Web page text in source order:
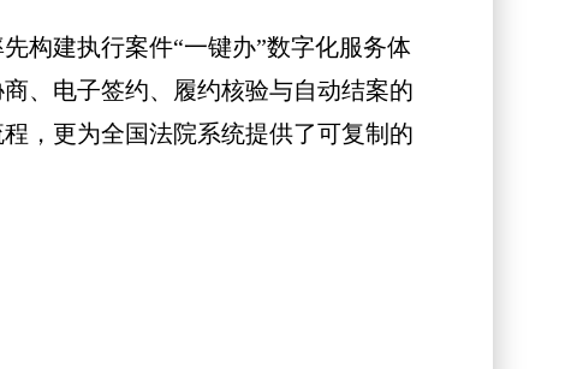
构建执行案件“一键办”数字化服务体
、电子签约、履约核验与自动结案的
，更为全国法院系统提供了可复制的